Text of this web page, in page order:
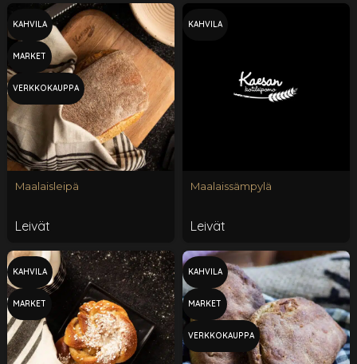
KAHVILA
MARKET
VERKKOKAUPPA
Maalaisleipä
Leivät
KAHVILA
Maalaissämpylä
Leivät
KAHVILA
MARKET
KAHVILA
MARKET
VERKKOKAUPPA